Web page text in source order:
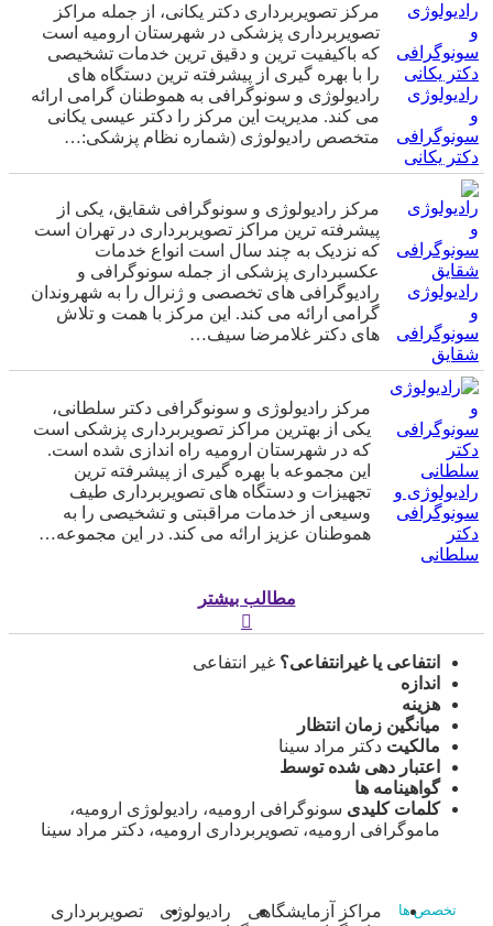
رادیولوژی
و
سونوگرافی
دکتر یکانی
مرکز تصویربرداری دکتر یکانی، از جمله مراکز
تصویربرداری پزشکی در شهرستان ارومیه است
که باکیفیت ترین و دقیق ترین خدمات تشخیصی
را با بهره گیری از پیشرفته ترین دستگاه های
رادیولوژی و سونوگرافی به هموطنان گرامی ارائه
می کند. مدیریت این مرکز را دکتر عیسی یکانی
متخصص رادیولوژی (شماره نظام پزشکی:…
رادیولوژی
و
سونوگرافی
شقایق
مرکز رادیولوژی و سونوگرافی شقایق، یکی از
پیشرفته ترین مراکز تصویربرداری در تهران است
که نزدیک به چند سال است انواع خدمات
عکسبرداری پزشکی از جمله سونوگرافی و
رادیوگرافی های تخصصی و ژنرال را به شهروندان
گرامی ارائه می کند. این مرکز با همت و تلاش
های دکتر غلامرضا سیف…
رادیولوژی و
سونوگرافی
دکتر
سلطانی
مرکز رادیولوژی و سونوگرافی دکتر سلطانی،
یکی از بهترین مراکز تصویربرداری پزشکی است
که در شهرستان ارومیه راه اندازی شده است.
این مجموعه با بهره گیری از پیشرفته ترین
تجهیزات و دستگاه های تصویربرداری طیف
وسیعی از خدمات مراقبتی و تشخیصی را به
هموطنان عزیز ارائه می کند. در این مجموعه…
مطالب بیشتر
انتفاعی یا غیرانتفاعی؟ غیر انتفاعی
اندازه
هزینه
میانگین زمان انتظار
مالکیت دکتر مراد سینا
اعتبار دهی شده توسط
گواهینامه ها
کلمات کلیدی سونوگرافی ارومیه، رادیولوژی ارومیه،
ماموگرافی ارومیه، تصویربرداری ارومیه، دکتر مراد سینا
تخصص ها مراکز آزمایشگاهی رادیولوژی
تصویربرداری